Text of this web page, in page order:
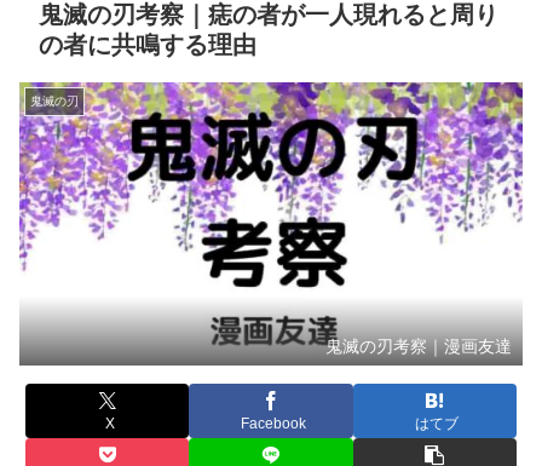
鬼滅の刃考察｜痣の者が一人現れると周り
の者に共鳴する理由
鬼滅の刃
鬼滅の刃考察｜漫画友達
X Facebook はてブ